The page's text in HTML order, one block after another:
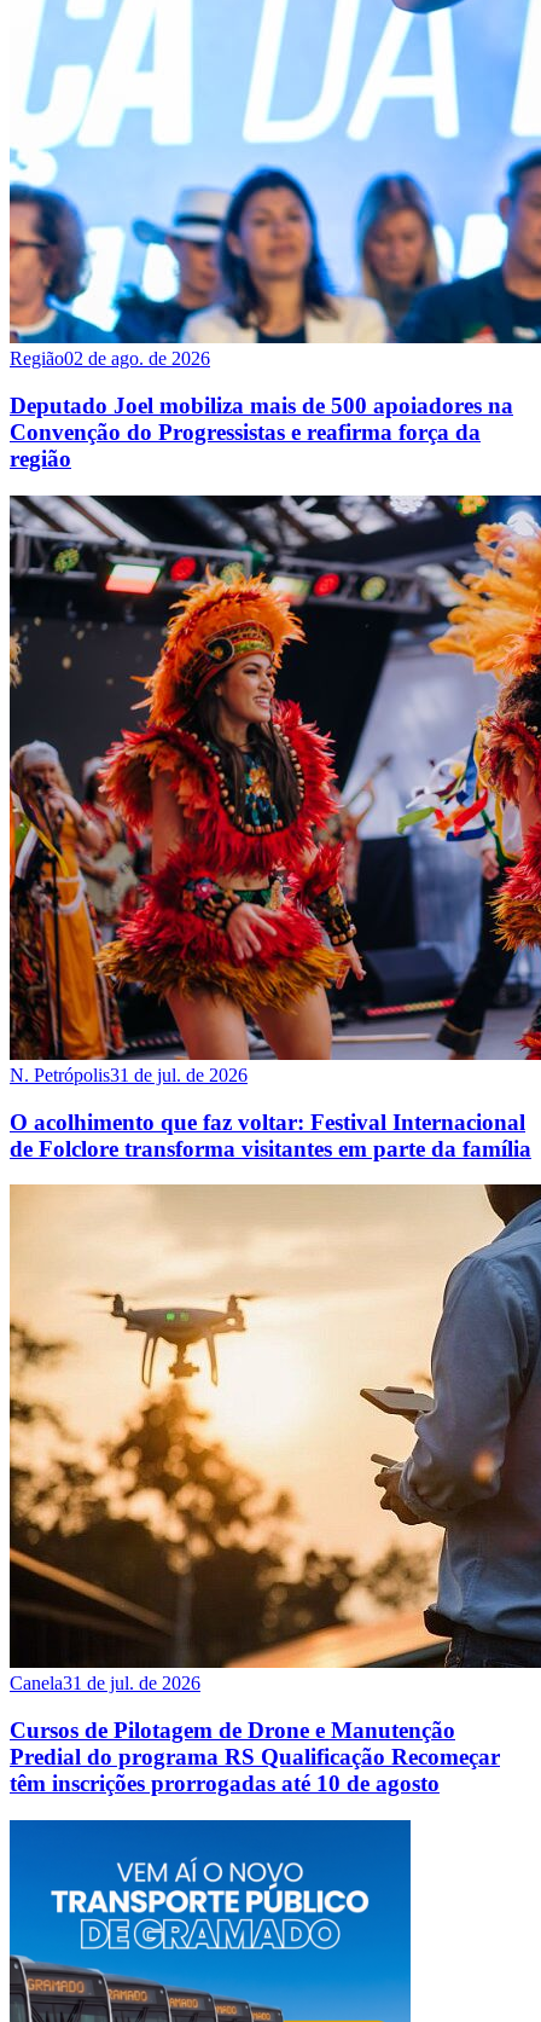
Região02 de ago. de 2026
Deputado Joel mobiliza mais de 500 apoiadores na
Convenção do Progressistas e reafirma força da
região
N. Petrópolis31 de jul. de 2026
O acolhimento que faz voltar: Festival Internacional
de Folclore transforma visitantes em parte da família
Canela31 de jul. de 2026
Cursos de Pilotagem de Drone e Manutenção
Predial do programa RS Qualificação Recomeçar
têm inscrições prorrogadas até 10 de agosto